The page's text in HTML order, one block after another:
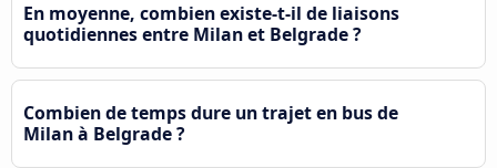
En moyenne, combien existe-t-il de liaisons
quotidiennes entre Milan et Belgrade ?
Combien de temps dure un trajet en bus de
Milan à Belgrade ?